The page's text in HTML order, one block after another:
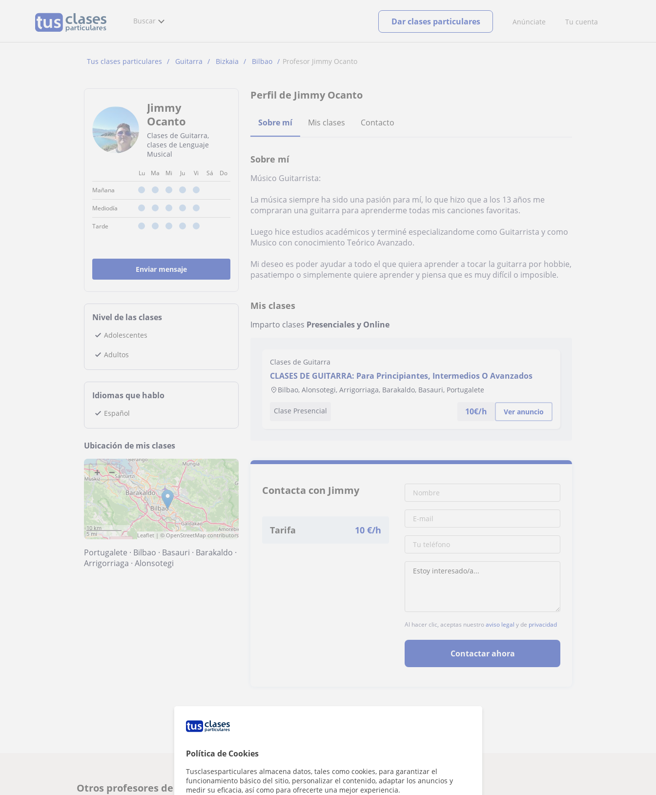
Política de Cookies
Tusclasesparticulares almacena datos, tales como cookies, para garantizar el
funcionamiento básico del sitio, personalizar el contenido, adaptar los anuncios y
medir su eficacia, así como para ofrecerte una mejor experiencia.
Buscar Anúnciate Tu cuenta
Dar clases particulares
Tus clases particulares Guitarra Bizkaia Bilbao Profesor Jimmy Ocanto
Jimmy
Ocanto
Clases de Guitarra,
clases de Lenguaje
Musical
Lu Ma Mi Ju Vi Sá Do
Mañana
Mediodía
Tarde
Enviar mensaje
Nivel de las clases
Adolescentes
Adultos
Idiomas que hablo
Español
Ubicación de mis clases
+ −
10 km
5 mi
Leaflet | ©OpenStreetMap contributors
Portugalete · Bilbao · Basauri · Barakaldo ·
Arrigorriaga · Alonsotegi
Perfil de Jimmy Ocanto
Sobre mí Mis clases Contacto
Sobre mí
Músico Guitarrista:
La música siempre ha sido una pasión para mí, lo que hizo que a los 13 años me
compraran una guitarra para aprenderme todas mis canciones favoritas.
Luego hice estudios académicos y terminé especializandome como Guitarrista y como
Musico con conocimiento Teórico Avanzado.
Mi deseo es poder ayudar a todo el que quiera aprender a tocar la guitarra por hobbie,
pasatiempo o simplemente quiere aprender y piensa que es muy difícil o imposible.
Mis clases
Imparto clases Presenciales y Online
Clases de Guitarra
CLASES DE GUITARRA: Para Principiantes, Intermedios O Avanzados
Bilbao, Alonsotegi, Arrigorriaga, Barakaldo, Basauri, Portugalete
Clase Presencial 10€/h Ver anuncio
Contacta con Jimmy
Tarifa 10 €/h
Al hacer clic, aceptas nuestroaviso legal y de privacidad
Contactar ahora
Otros profesores de Guitarra en Bilbao que pueden interesarte